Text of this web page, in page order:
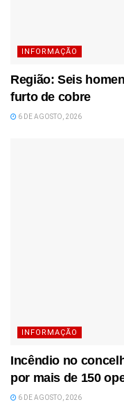
INFORMAÇÃO
Região: Seis
furto de cobre
6 DE AGOSTO, 2026
INFORMAÇÃO
Incêndio no
por mais de 150
6 DE AGOSTO, 2026